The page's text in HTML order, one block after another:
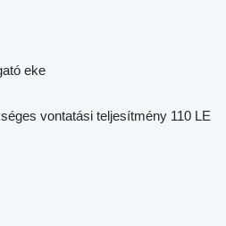
eke
vontatási teljesítmény 110 LE